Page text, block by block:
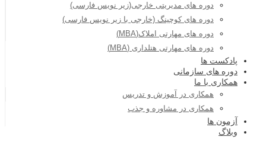
دوره های مدیریتی خارجی(زیر نویس فارسی)
دوره های کوچینگ (خارجی با زیر نویس فارسی)
دوره های مهارتی املاک(MBA)
دوره های مهارتی هتلداری (MBA)
پادکست ها
دوره های سازمانی
همکاری با ما
همکاری در آموزش و تدریس
همکاری در مشاوره و جذب
آزمون ها
وبلاگ